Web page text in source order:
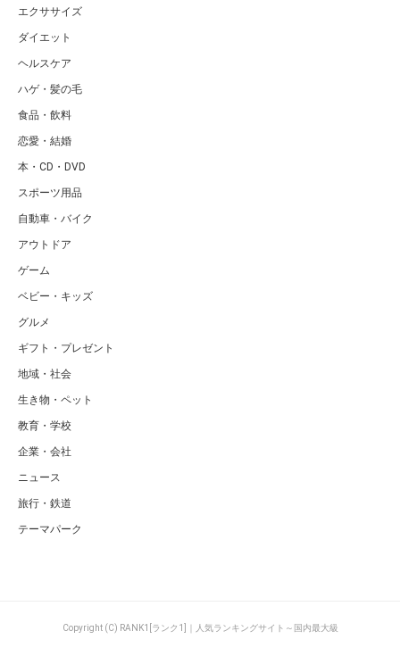
エクササイズ
ダイエット
ヘルスケア
ハゲ・髪の毛
食品・飲料
恋愛・結婚
本・CD・DVD
スポーツ用品
自動車・バイク
アウトドア
ゲーム
ベビー・キッズ
グルメ
ギフト・プレゼント
地域・社会
生き物・ペット
教育・学校
企業・会社
ニュース
旅行・鉄道
テーマパーク
Copyright (C) RANK1[ランク1]｜人気ランキングサイト～国内最大級